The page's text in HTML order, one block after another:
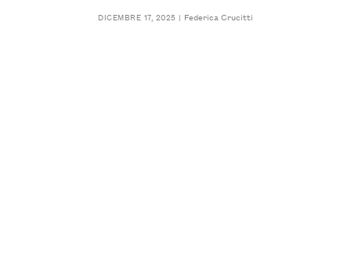
DICEMBRE 17, 2025 Federica Crucitti